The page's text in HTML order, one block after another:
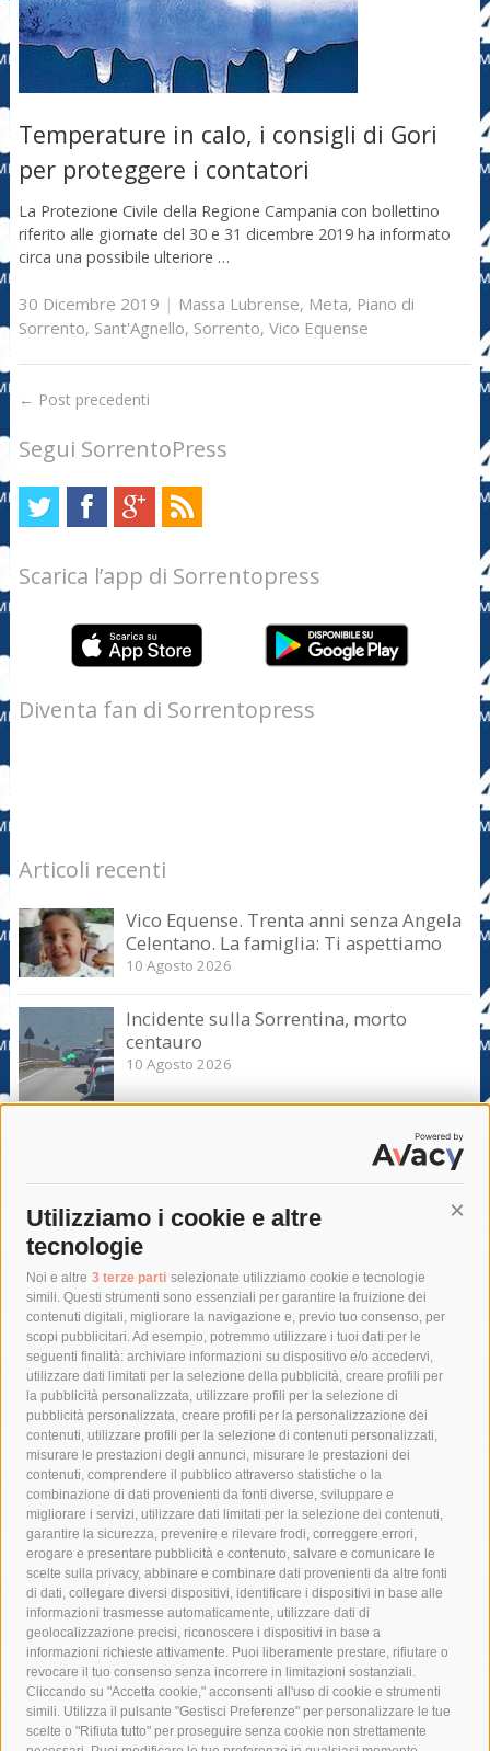
Utilizziamo i cookie e altre
tecnologie
Noi e altre 3 terze parti selezionate utilizziamo cookie e tecnologie
simili. Questi strumenti sono essenziali per garantire la fruizione dei
contenuti digitali, migliorare la navigazione e, previo tuo consenso, per
scopi pubblicitari. Ad esempio, potremmo utilizzare i tuoi dati per le
seguenti finalità: archiviare informazioni su dispositivo e/o accedervi,
utilizzare dati limitati per la selezione della pubblicità, creare profili per
la pubblicità personalizzata, utilizzare profili per la selezione di
pubblicità personalizzata, creare profili per la personalizzazione dei
contenuti, utilizzare profili per la selezione di contenuti personalizzati,
misurare le prestazioni degli annunci, misurare le prestazioni dei
contenuti, comprendere il pubblico attraverso statistiche o la
combinazione di dati provenienti da fonti diverse, sviluppare e
migliorare i servizi, utilizzare dati limitati per la selezione dei contenuti,
garantire la sicurezza, prevenire e rilevare frodi, correggere errori,
erogare e presentare pubblicità e contenuto, salvare e comunicare le
scelte sulla privacy, abbinare e combinare dati provenienti da altre fonti
di dati, collegare diversi dispositivi, identificare i dispositivi in base alle
informazioni trasmesse automaticamente, utilizzare dati di
geolocalizzazione precisi, riconoscere i dispositivi in base a
informazioni richieste attivamente. Puoi liberamente prestare, rifiutare o
revocare il tuo consenso senza incorrere in limitazioni sostanziali.
Cliccando su "Accetta cookie," acconsenti all'uso di cookie e strumenti
simili. Utilizza il pulsante "Gestisci Preferenze" per personalizzare le tue
scelte o "Rifiuta tutto" per proseguire senza cookie non strettamente
Temperature in calo, i consigli di Gori
per proteggere i contatori
La Protezione Civile della Regione Campania con bollettino
riferito alle giornate del 30 e 31 dicembre 2019 ha informato
circa una possibile ulteriore …
30 Dicembre 2019 | Massa Lubrense, Meta, Piano di
Sorrento, Sant'Agnello, Sorrento, Vico Equense
← Post precedenti
Segui SorrentoPress
Scarica l’app di Sorrentopress
Diventa fan di Sorrentopress
Articoli recenti
Vico Equense. Trenta anni senza Angela
Celentano. La famiglia: Ti aspettiamo
10 Agosto 2026
Incidente sulla Sorrentina, morto
centauro
10 Agosto 2026
Il Sorrento chiude il ritiro di Agerola.
Mister Maiuri: Abbiamo lavorato bene
10 Agosto 2026
Tag
acqua allerta meteo
anas
area marina protetta di punta campanella
arresto
Asl Napoli 3 sud
capitaneria di porto capri
carabinieri
castellammare di stabia
circumvesuviana
comune di sorrento
concerto
contagi
costiera amalfitana
covid-19 eav
elezioni
fondazione sorrento
gori guardia costiera
incidente
lavori
lorenzo balducelli mare
massa lubrense
massimo coppola
Meta napoli
ordinanza
penisola sorrentina
piano di sorrento
polizia municipale
protezione civile
Regione Campania
sant'agnello
sindaco cuomo
sorrento studenti temporali
treni
turismo
Vico Equense villa fiorentino vincenzo de luca